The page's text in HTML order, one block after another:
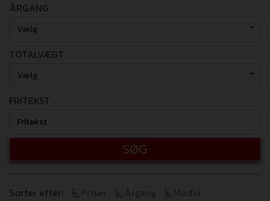
ÅRGANG
Vælg
TOTALVÆGT
Vælg
FRITEKST
SØG
Sorter efter: